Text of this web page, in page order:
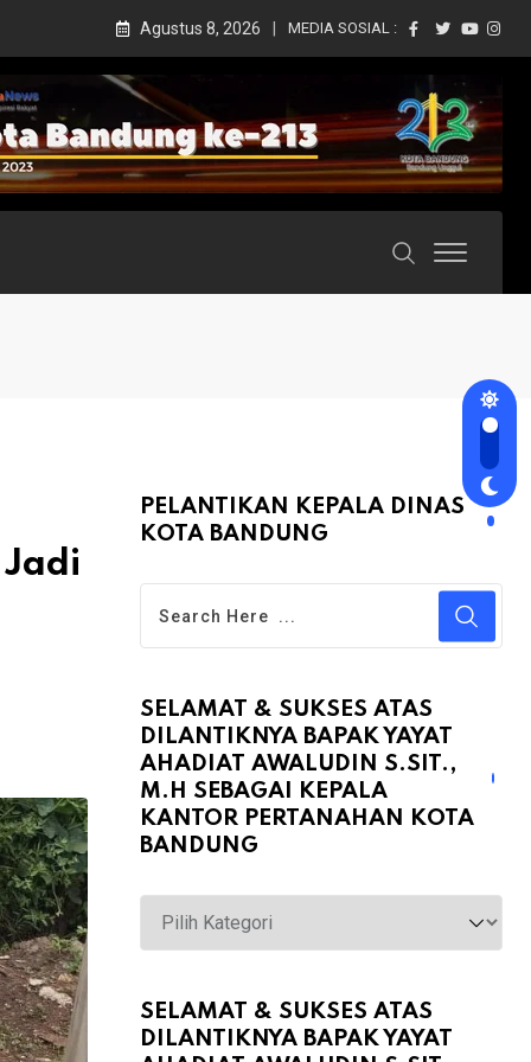
Agustus 8, 2026 MEDIA SOSIAL :
PELANTIKAN KEPALA DINAS
KOTA BANDUNG
SELAMAT & SUKSES ATAS
DILANTIKNYA BAPAK YAYAT
AHADIAT AWALUDIN S.SIT.,
M.H SEBAGAI KEPALA
KANTOR PERTANAHAN KOTA
BANDUNG
Selamat
&
atas
Dilantiknya
SELAMAT & SUKSES ATAS
DILANTIKNYA BAPAK YAYAT